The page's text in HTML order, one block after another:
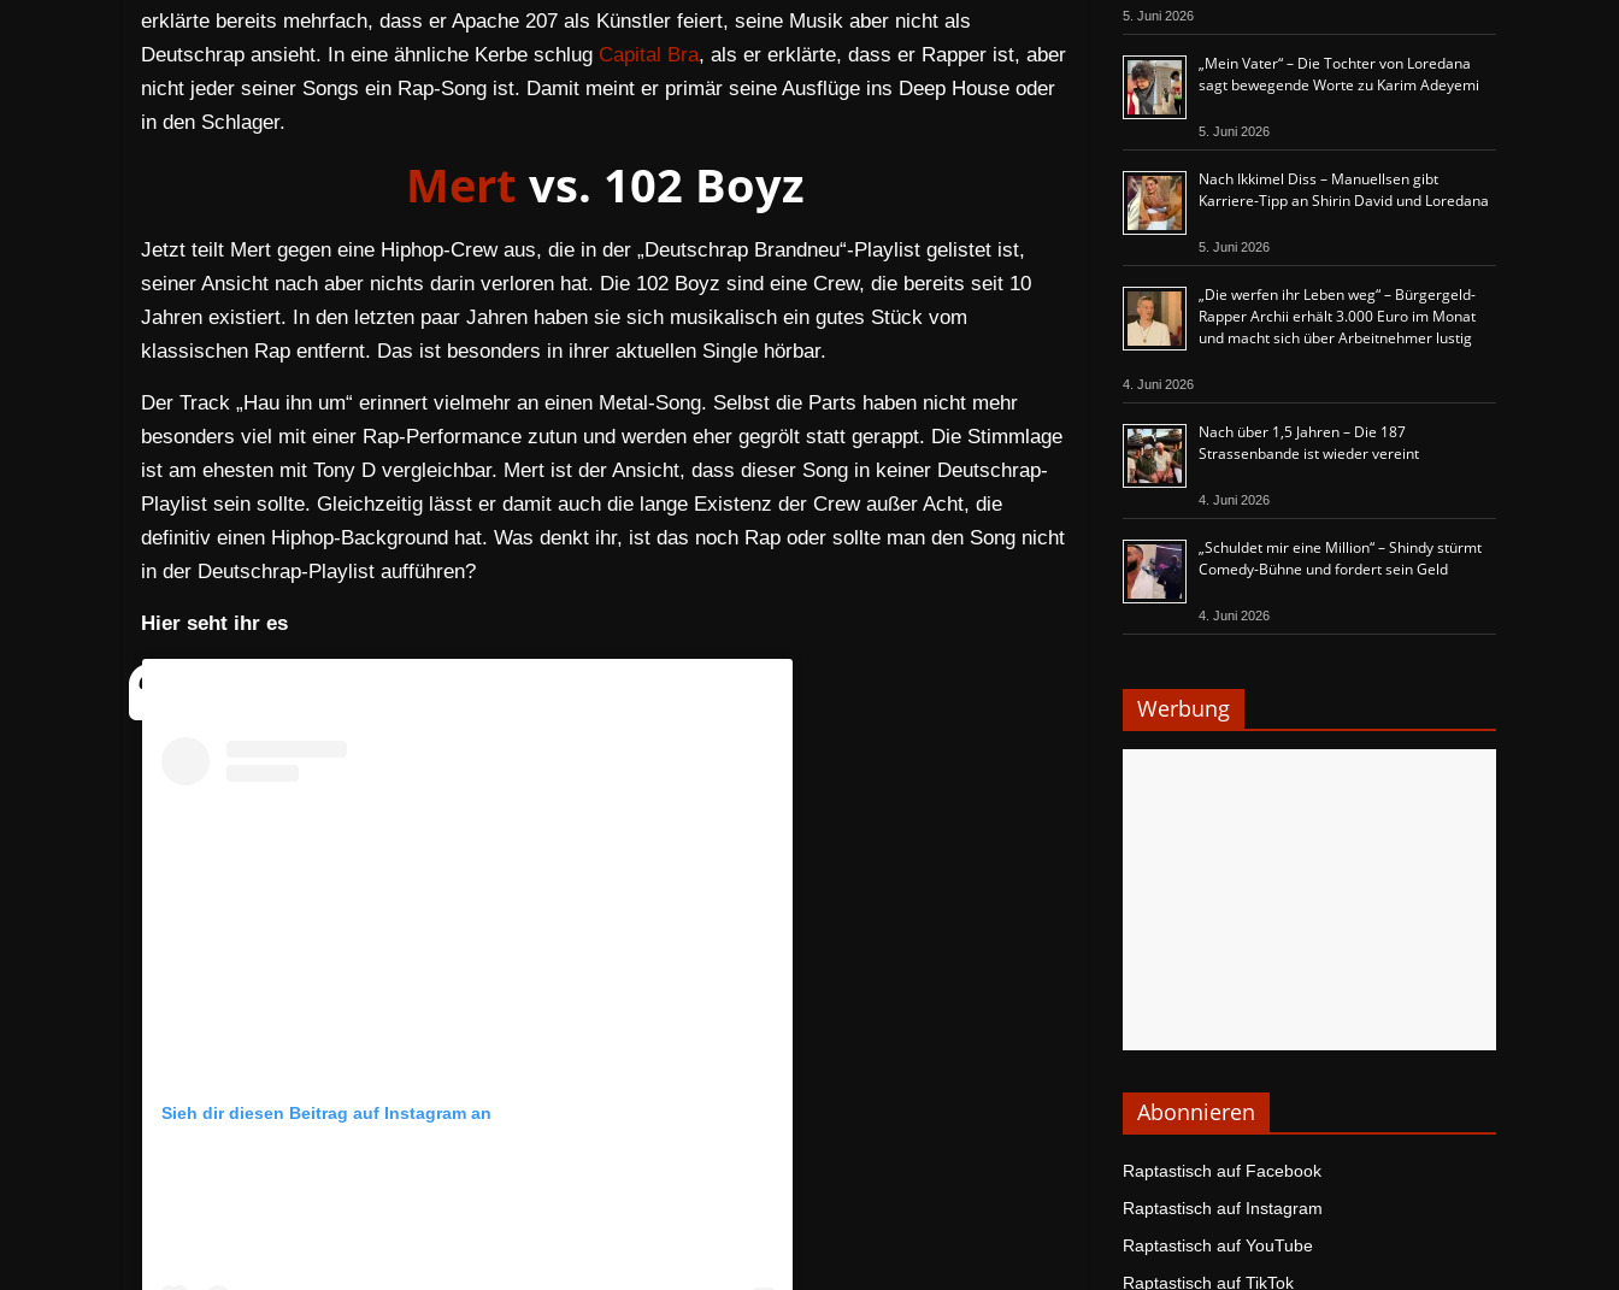
erklärte bereits mehrfach, dass er Apache 207 als Künstler feiert, seine Musik aber nicht als
Deutschrap ansieht. In eine ähnliche Kerbe schlug Capital Bra, als er erklärte, dass er Rapper ist, aber
nicht jeder seiner Songs ein Rap-Song ist. Damit meint er primär seine Ausflüge ins Deep House oder
in den Schlager.
Mert vs. 102 Boyz
Jetzt teilt Mert gegen eine Hiphop-Crew aus, die in der „Deutschrap Brandneu“-Playlist gelistet ist,
seiner Ansicht nach aber nichts darin verloren hat. Die 102 Boyz sind eine Crew, die bereits seit 10
Jahren existiert. In den letzten paar Jahren haben sie sich musikalisch ein gutes Stück vom
klassischen Rap entfernt. Das ist besonders in ihrer aktuellen Single hörbar.
Der Track „Hau ihn um“ erinnert vielmehr an einen Metal-Song. Selbst die Parts haben nicht mehr
besonders viel mit einer Rap-Performance zutun und werden eher gegrölt statt gerappt. Die Stimmlage
ist am ehesten mit Tony D vergleichbar. Mert ist der Ansicht, dass dieser Song in keiner Deutschrap-
Playlist sein sollte. Gleichzeitig lässt er damit auch die lange Existenz der Crew außer Acht, die
definitiv einen Hiphop-Background hat. Was denkt ihr, ist das noch Rap oder sollte man den Song nicht
in der Deutschrap-Playlist aufführen?
Hier seht ihr es
Sieh dir diesen Beitrag auf Instagram an
5. Juni 2026
„Mein Vater“ – Die Tochter von Loredana
sagt bewegende Worte zu Karim Adeyemi
5. Juni 2026
Nach Ikkimel Diss – Manuellsen gibt
Karriere-Tipp an Shirin David und Loredana
5. Juni 2026
„Die werfen ihr Leben weg“ – Bürgergeld-
Rapper Archii erhält 3.000 Euro im Monat
und macht sich über Arbeitnehmer lustig
4. Juni 2026
Nach über 1,5 Jahren – Die 187
Strassenbande ist wieder vereint
4. Juni 2026
„Schuldet mir eine Million“ – Shindy stürmt
Comedy-Bühne und fordert sein Geld
4. Juni 2026
Werbung
Abonnieren
Raptastisch auf Facebook
Raptastisch auf Instagram
Raptastisch auf YouTube
Raptastisch auf TikTok